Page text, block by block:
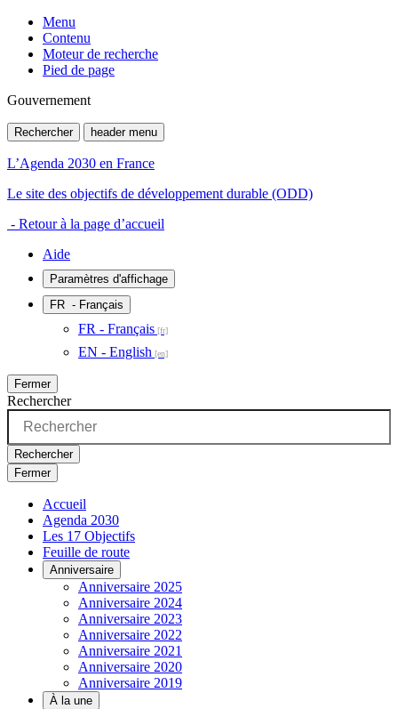
Menu
Contenu
Moteur de recherche
Pied de page
Gouvernement
Rechercher header menu
L’Agenda 2030 en France
Le site des objectifs de développement durable (ODD)
- Retour à la page d’accueil
Aide
Paramètres d'affichage
FR - Français
FR - Français
EN - English
Fermer
Rechercher
Rechercher
Fermer
Accueil
Agenda 2030
Les 17 Objectifs
Feuille de route
Anniversaire
Anniversaire 2025
Anniversaire 2024
Anniversaire 2023
Anniversaire 2022
Anniversaire 2021
Anniversaire 2020
Anniversaire 2019
À la une